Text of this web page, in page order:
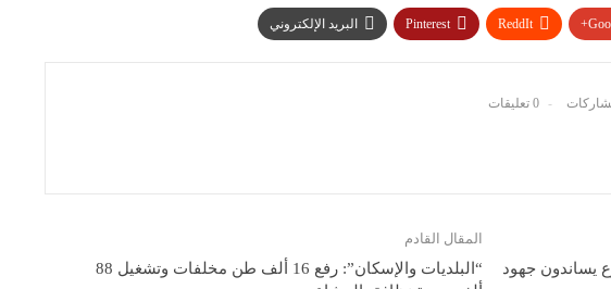
ReddIt
Pinterest البريد الإلكتروني
0 تعليقات
أكثر من 17 ألف متطوع يساندون جهود
المقال القادم
“البلديات والإسكان”: رفع 16 ألف طن مخلفات وتشغيل 88